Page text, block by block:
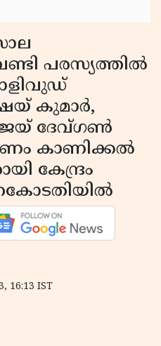
പരസ്യത്തില്‍
കുമാര്‍,
ദേവ്ഗണ്‍
കാണിക്കല്‍
കേന്ദ്രം
16:13 IST